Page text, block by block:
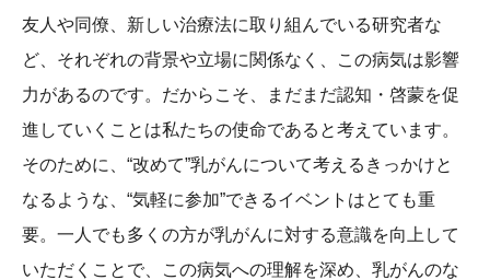
友人や同僚、新しい治療法に取り組んでいる研究者な
ど、それぞれの背景や立場に関係なく、この病気は影響
力があるのです。だからこそ、まだまだ認知・啓蒙を促
進していくことは私たちの使命であると考えています。
そのために、“改めて”乳がんについて考えるきっかけと
なるような、“気軽に参加”できるイベントはとても重
要。一人でも多くの方が乳がんに対する意識を向上して
いただくことで、この病気への理解を深め、乳がんのな